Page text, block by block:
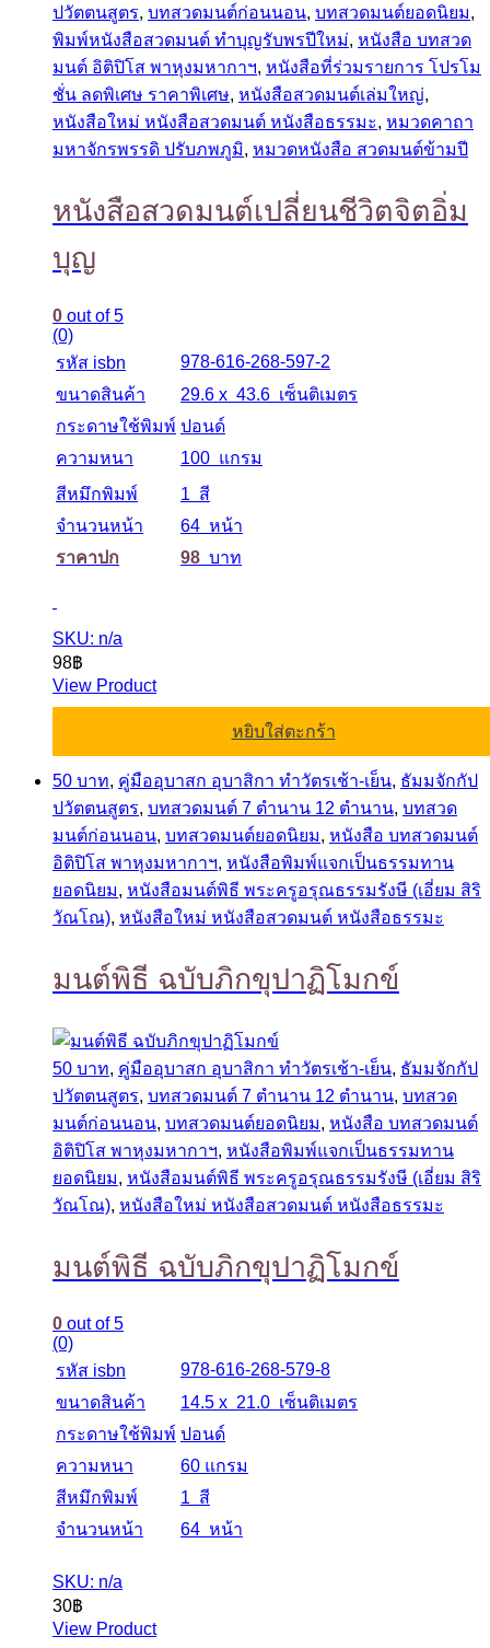
ปวัตตนสูตร, บทสวดมนต์ก่อนนอน, บทสวดมนต์ยอดนิยม,
พิมพ์หนังสือสวดมนต์ ทำบุญรับพรปีใหม่, หนังสือ บทสวด
มนต์ อิติปิโส พาหุงมหากาฯ, หนังสือที่ร่วมรายการ โปรโม
ชั่น ลดพิเศษ ราคาพิเศษ, หนังสือสวดมนต์เล่มใหญ่,
หนังสือใหม่ หนังสือสวดมนต์ หนังสือธรรมะ, หมวดคาถา
มหาจักรพรรดิ ปรับภพภูมิ, หมวดหนังสือ สวดมนต์ข้ามปี
หนังสือสวดมนต์เปลี่ยนชีวิตจิตอิ่ม
บุญ
0 out of 5
(0)
รหัส isbn
978-616-268-597-2
ขนาดสินค้า
29.6 x 43.6 เซ็นติเมตร
กระดาษใช้พิมพ์ ปอนด์
ความหนา
100 แกรม
สีหมึกพิมพ์
1 สี
จำนวนหน้า
64 หน้า
ราคาปก
98 บาท
SKU: n/a
98฿
View Product
หยิบใส่ตะกร้า
50 บาท, คู่มืออุบาสก อุบาสิกา ทำวัตรเช้า-เย็น, ธัมมจักกัป
ปวัตตนสูตร, บทสวดมนต์ 7 ตำนาน 12 ตำนาน, บทสวด
มนต์ก่อนนอน, บทสวดมนต์ยอดนิยม, หนังสือ บทสวดมนต์
อิติปิโส พาหุงมหากาฯ, หนังสือพิมพ์แจกเป็นธรรมทาน
ยอดนิยม, หนังสือมนต์พิธี พระครูอรุณธรรมรังษี (เอี่ยม สิริ
วัณโณ), หนังสือใหม่ หนังสือสวดมนต์ หนังสือธรรมะ
มนต์พิธี ฉบับภิกขุปาฏิโมกข์
50 บาท, คู่มืออุบาสก อุบาสิกา ทำวัตรเช้า-เย็น, ธัมมจักกัป
ปวัตตนสูตร, บทสวดมนต์ 7 ตำนาน 12 ตำนาน, บทสวด
มนต์ก่อนนอน, บทสวดมนต์ยอดนิยม, หนังสือ บทสวดมนต์
อิติปิโส พาหุงมหากาฯ, หนังสือพิมพ์แจกเป็นธรรมทาน
ยอดนิยม, หนังสือมนต์พิธี พระครูอรุณธรรมรังษี (เอี่ยม สิริ
วัณโณ), หนังสือใหม่ หนังสือสวดมนต์ หนังสือธรรมะ
มนต์พิธี ฉบับภิกขุปาฏิโมกข์
0 out of 5
(0)
รหัส isbn
978-616-268-579-8
ขนาดสินค้า
14.5 x 21.0 เซ็นติเมตร
กระดาษใช้พิมพ์ ปอนด์
ความหนา
60 แกรม
สีหมึกพิมพ์
1 สี
จำนวนหน้า
64 หน้า
SKU: n/a
30฿
View Product